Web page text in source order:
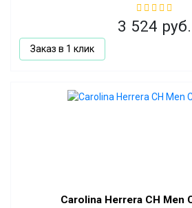
3 524 руб.
Заказ в 1 клик
Carolina Herrera CH Men